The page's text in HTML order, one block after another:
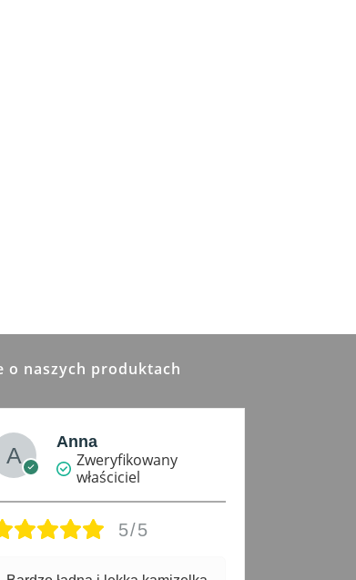
o naszych produktach
Anna
Zweryfikowany
właściciel
5/5